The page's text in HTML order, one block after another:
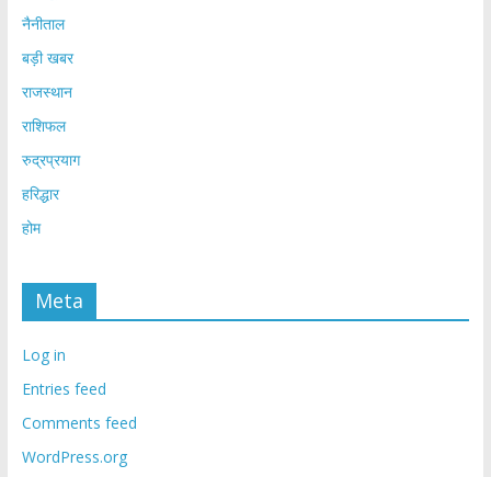
नैनीताल
बड़ी खबर
राजस्थान
राशिफल
रुद्रप्रयाग
हरिद्धार
होम
Meta
Log in
Entries feed
Comments feed
WordPress.org